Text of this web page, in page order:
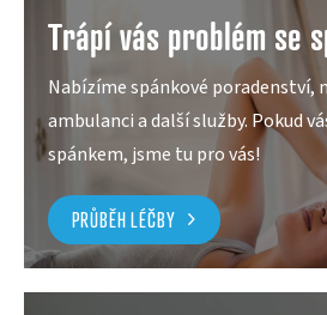
Trápí vás problém se
Nabízíme spánkové poradenství,
ambulanci a další služby. Pokud
spánkem, jsme tu pro vás!
PRŮBĚH LÉČBY